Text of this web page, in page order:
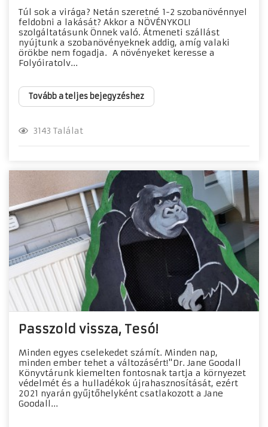
Túl sok a virága? Netán szeretné 1-2 szobanövénnyel
feldobni a lakását? Akkor a NÖVÉNYKOLI
szolgáltatásunk Önnek való. Átmeneti szállást
nyújtunk a szobanövényeknek addig, amíg valaki
örökbe nem fogadja. A növényeket keresse a
Folyóiratolv...
Tovább a teljes bejegyzéshez
3143 Találat
Passzold vissza, Tesó!
Minden egyes cselekedet számít. Minden nap,
minden ember tehet a változásért!"Dr. Jane Goodall
Könyvtárunk kiemelten fontosnak tartja a környezet
védelmét és a hulladékok újrahasznosítását, ezért
2021 nyarán gyűjtőhelyként csatlakozott a Jane
Goodall...